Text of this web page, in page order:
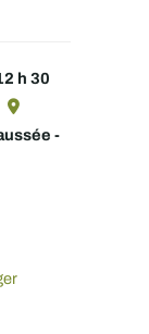
h 30
-